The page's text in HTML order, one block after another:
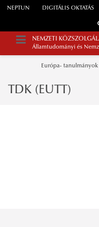
NEPTUN DIGITÁLIS OKTATÁS
NEMZETI
Államtudományi és
Európa- tanulmányok
TDK (EUTT)